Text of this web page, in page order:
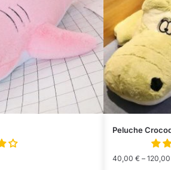
Peluche
40,00 € –